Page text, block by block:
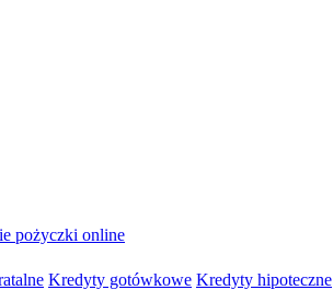
pożyczki online
Kredyty gotówkowe Kredyty hipoteczne